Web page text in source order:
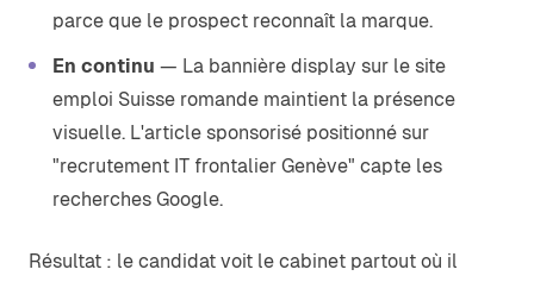
parce que le prospect reconnaît la marque.
En continu — La bannière display sur le site
emploi Suisse romande maintient la présence
visuelle. L'article sponsorisé positionné sur
"recrutement IT frontalier Genève" capte les
recherches Google.
Résultat : le candidat voit le cabinet partout où il